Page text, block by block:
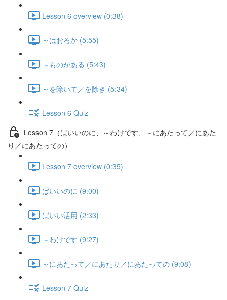
Lesson 6 overview (0:38)
～はおろか (5:55)
～ものがある (5:43)
～を除いて／を除き (5:34)
Lesson 6 Quiz
Lesson 7（ばいいのに、～わけです、～にあたって／にあた
り／にあたっての）
Lesson 7 overview (0:35)
ばいいのに (9:00)
ばいい活用 (2:33)
～わけです (9:27)
～にあたって／にあたり／にあたっての (9:08)
Lesson 7 Quiz